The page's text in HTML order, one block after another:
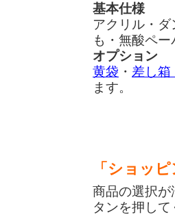
基本仕様
アクリル・
も・無酸ペ
オプション
黄袋 ・ 差し箱
ます。
「ショッ
商品の選択
タンを押し